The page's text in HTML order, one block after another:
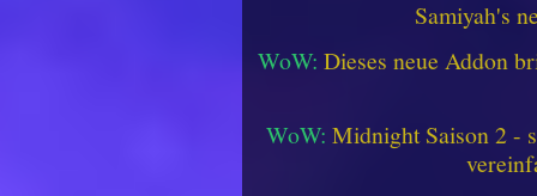
Samiyah's
WoW: Dieses neue Addon
WoW: Midnight Saison 2 -